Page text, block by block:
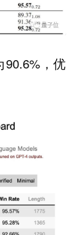
90.6%，优